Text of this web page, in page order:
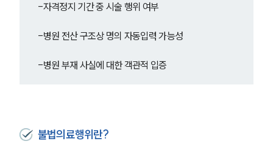
-자격정지 기간 중 시술 행위 여부
-병원 전산 구조상 명의 자동입력 가능성
-병원 부재 사실에 대한 객관적 입증
불법의료행위란?